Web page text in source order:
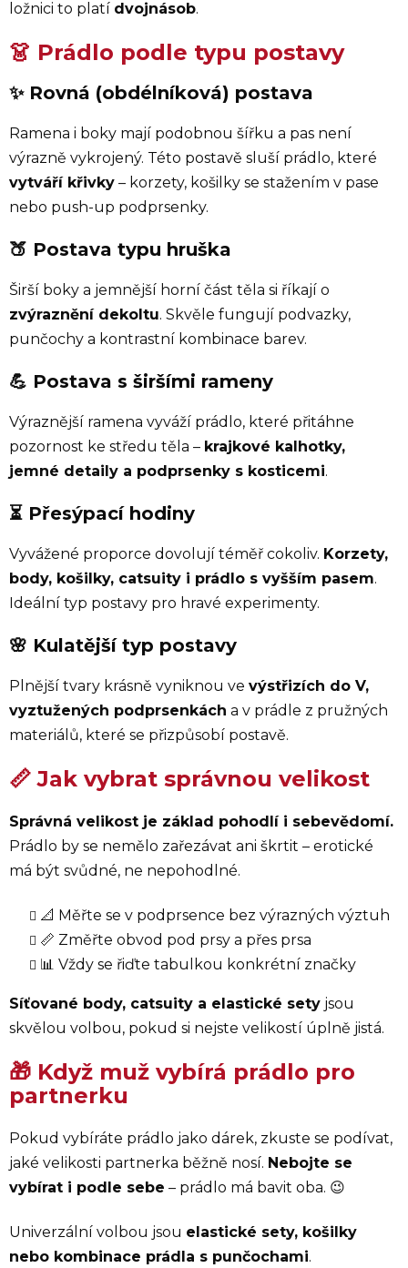
ložnici to platí dvojnásob.
👗 Prádlo podle typu postavy
✨ Rovná (obdélníková) postava
Ramena i boky mají podobnou šířku a pas není
výrazně vykrojený. Této postavě sluší prádlo, které
vytváří křivky – korzety, košilky se stažením v pase
nebo push-up podprsenky.
🍑 Postava typu hruška
Širší boky a jemnější horní část těla si říkají o
zvýraznění dekoltu. Skvěle fungují podvazky,
punčochy a kontrastní kombinace barev.
💪 Postava s širšími rameny
Výraznější ramena vyváží prádlo, které přitáhne
pozornost ke středu těla – krajkové kalhotky,
jemné detaily a podprsenky s kosticemi.
⏳ Přesýpací hodiny
Vyvážené proporce dovolují téměř cokoliv. Korzety,
body, košilky, catsuity i prádlo s vyšším pasem.
Ideální typ postavy pro hravé experimenty.
🌸 Kulatější typ postavy
Plnější tvary krásně vyniknou ve výstřizích do V,
vyztužených podprsenkách a v prádle z pružných
materiálů, které se přizpůsobí postavě.
📏 Jak vybrat správnou velikost
Správná velikost je základ pohodlí i sebevědomí.
Prádlo by se nemělo zařezávat ani škrtit – erotické
má být svůdné, ne nepohodlné.
📐 Měřte se v podprsence bez výrazných výztuh
📏 Změřte obvod pod prsy a přes prsa
📊 Vždy se řiďte tabulkou konkrétní značky
Síťované body, catsuity a elastické sety jsou
skvělou volbou, pokud si nejste velikostí úplně jistá.
🎁 Když muž vybírá prádlo pro
partnerku
Pokud vybíráte prádlo jako dárek, zkuste se podívat,
jaké velikosti partnerka běžně nosí. Nebojte se
vybírat i podle sebe – prádlo má bavit oba. 😉
Univerzální volbou jsou elastické sety, košilky
nebo kombinace prádla s punčochami.